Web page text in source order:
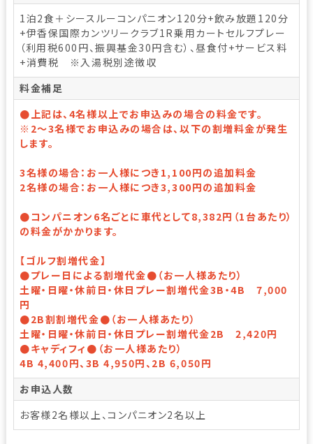
1泊2食＋シースルーコンパニオン120分+飲み放題120分
+伊香保国際カンツリークラブ1R乗用カートセルフプレー
（利用税600円、振興基金30円含む）、昼食付+サービス料
+消費税 ※入湯税別途徴収
料金補足
●上記は、4名様以上でお申込みの場合の料金です。
※2～3名様でお申込みの場合は、以下の割増料金が発生
します。
3名様の場合：お一人様につき1,100円の追加料金
2名様の場合：お一人様につき3,300円の追加料金
●コンパニオン6名ごとに車代として8,382円（1台あたり）
の料金がかかります。
【ゴルフ割増代金】
●プレー日による割増代金●（お一人様あたり）
土曜・日曜・休前日・休日プレー割増代金3B・4B 7,000
円
●2B割割増代金●（お一人様あたり）
土曜・日曜・休前日・休日プレー割増代金2B 2,420円
●キャディフィ●（お一人様あたり）
4B 4,400円、3B 4,950円、2B 6,050円
お申込人数
お客様2名様以上、コンパニオン2名以上